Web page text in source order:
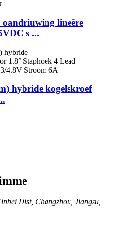
oandriuwing lineêre
s ...
hybride kogelskroef
Dist, Changzhou, Jiangsu,